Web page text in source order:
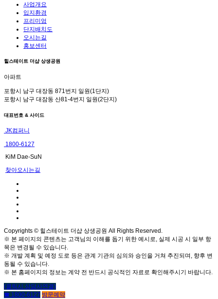
사업개요
입지환경
프리미엄
단지배치도
오시는길
홍보센터
힐스테이트 더샵 상생공원
아파트
포항시 남구 대장동 871번지 일원(1단지)
포항시 남구 대잠동 산81-4번지 일원(2단지)
대표번호 & 사이드
JK컴퍼니
1800-6127
KiM Dae-SuN
찾아오시는길
Copyrights © 힐스테이트 더샵 상생공원 All Rights Reserved.
※ 본 페이지의 콘텐츠는 고객님의 이해를 돕기 위한 예시로, 실제 시공 시 일부 항
목은 변경될 수 있습니다.
※ 개발 계획 및 예정 도로 등은 관계 기관의 심의와 승인을 거쳐 추진되며, 향후 변
동될 수 있습니다.
※ 본 홈페이지의 정보는 계약 전 반드시 공식적인 자료로 확인해주시기 바랍니다.
(클릭시 상담사연결)
☎ 1800-6127 방문예약